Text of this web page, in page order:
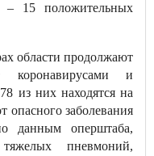
– 15 положительных
области продолжают
и
из них находятся на
заболевания
данным оперштаба,
пневмоний,